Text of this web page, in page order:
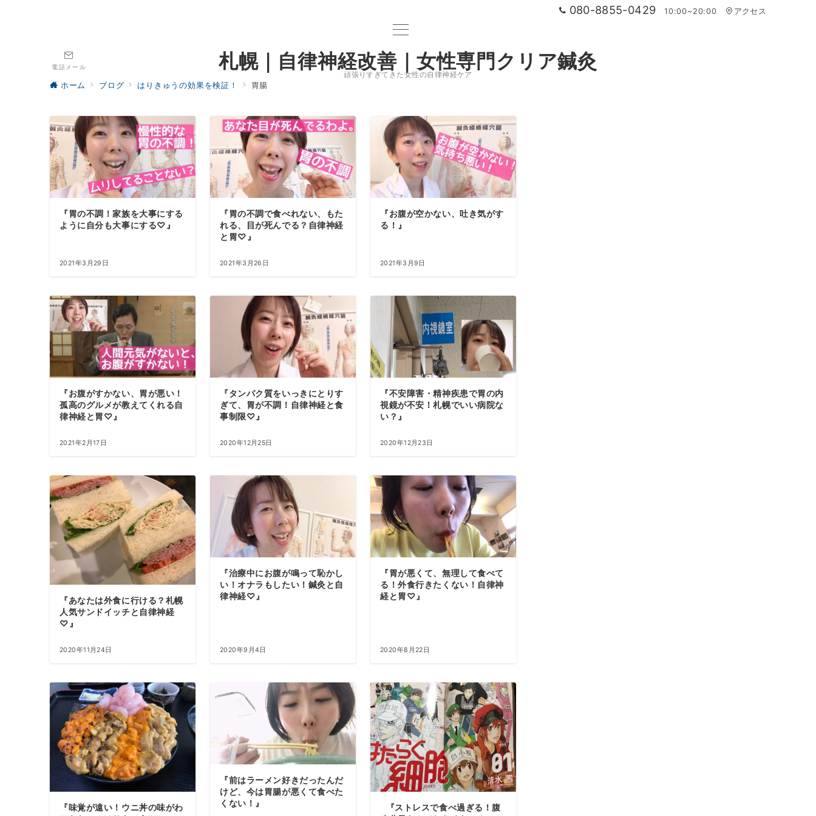
080-8855-0429 10:00~20:00 アクセス
札幌｜自律神経改善｜女性専門クリア鍼灸
頑張りすぎてきた女性の自律神経ケア
電話メール
ホーム ブログ はりきゅうの効果を検証！ 胃腸
『胃の不調！家族を大事にする
ように自分も大事にする♡』
2021年3月29日
『胃の不調で食べれない、もた
れる、目が死んでる？自律神経
と胃♡』
2021年3月26日
『お腹が空かない、吐き気がす
る！』
2021年3月9日
『お腹がすかない、胃が悪い！
孤高のグルメが教えてくれる自
律神経と胃♡』
2021年2月17日
『タンパク質をいっきにとりす
ぎて、胃が不調！自律神経と食
事制限♡』
2020年12月25日
『不安障害・精神疾患で胃の内
視鏡が不安！札幌でいい病院な
い？』
2020年12月23日
『あなたは外食に行ける？札幌
人気サンドイッチと自律神経
♡』
2020年11月24日
『治療中にお腹が鳴って恥かし
い！オナラもしたい！鍼灸と自
律神経♡』
2020年9月4日
『胃が悪くて、無理して食べて
る！外食行きたくない！自律神
経と胃♡』
2020年8月22日
『味覚が遠い！ウニ丼の味がわ
『前はラーメン好きだったんだ
けど、今は胃腸が悪くて食べた
くない！』
『ストレスで食べ過ぎる！腹
10:00~20:00